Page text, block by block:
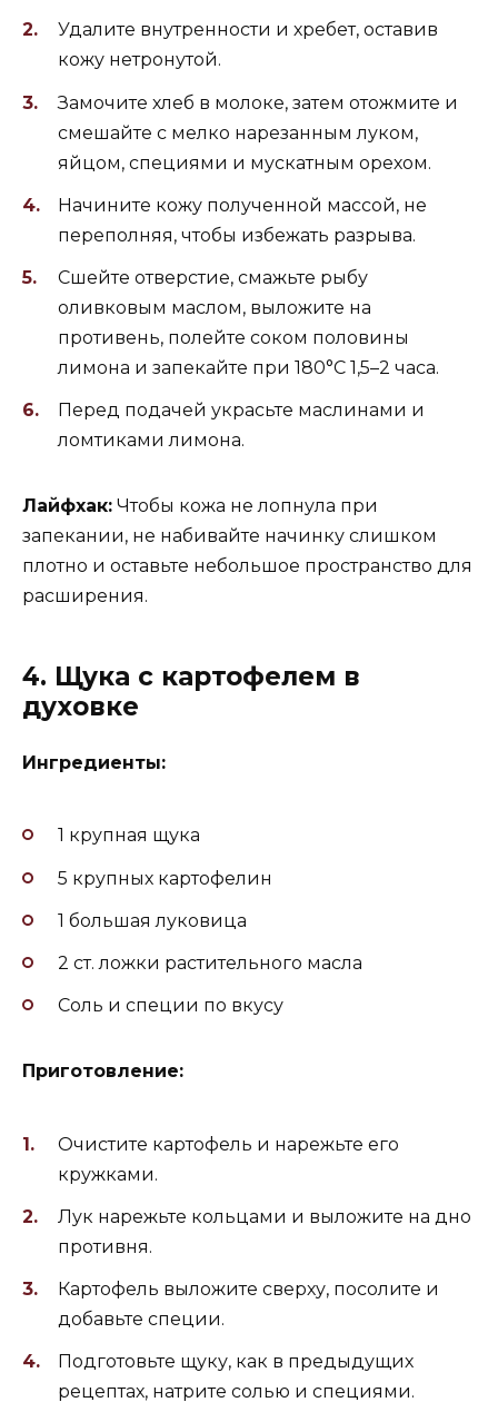
Удалите внутренности и хребет, оставив
кожу нетронутой.
Замочите хлеб в молоке, затем отожмите и
смешайте с мелко нарезанным луком,
яйцом, специями и мускатным орехом.
Начините кожу полученной массой, не
переполняя, чтобы избежать разрыва.
Сшейте отверстие, смажьте рыбу
оливковым маслом, выложите на
противень, полейте соком половины
лимона и запекайте при 180°C 1,5–2 часа.
Перед подачей украсьте маслинами и
ломтиками лимона.
Лайфхак: Чтобы кожа не лопнула при
запекании, не набивайте начинку слишком
плотно и оставьте небольшое пространство для
расширения.
4. Щука с картофелем в
духовке
Ингредиенты:
1 крупная щука
5 крупных картофелин
1 большая луковица
2 ст. ложки растительного масла
Соль и специи по вкусу
Приготовление:
Очистите картофель и нарежьте его
кружками.
Лук нарежьте кольцами и выложите на дно
противня.
Картофель выложите сверху, посолите и
добавьте специи.
Подготовьте щуку, как в предыдущих
рецептах, натрите солью и специями.